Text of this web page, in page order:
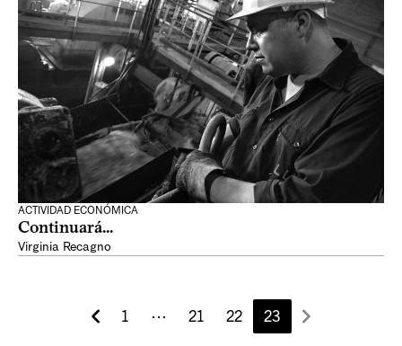
ACTIVIDAD ECONÓMICA
Continuará...
Virginia Recagno
1 ⋯ 21 22 23